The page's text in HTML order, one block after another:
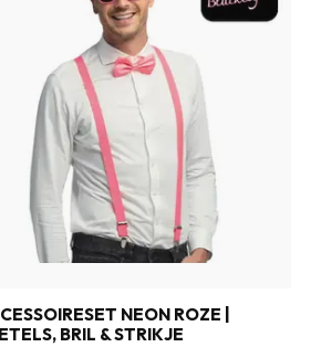
NEON ROZE |
BRIL & STRIKJE